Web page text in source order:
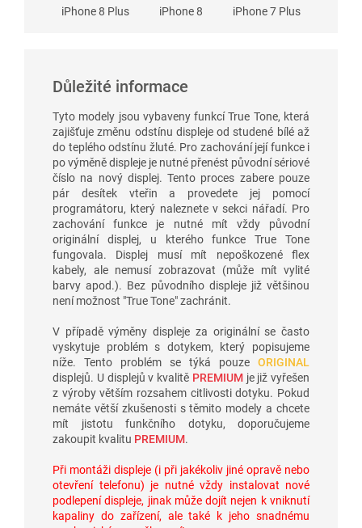
iPhone 8 Plus iPhone 8 iPhone 7 Plus
Důležité informace
Tyto modely jsou vybaveny funkcí True Tone, která
zajišťuje změnu odstínu displeje od studené bílé až
do teplého odstínu žluté. Pro zachování její funkce i
po výměně displeje je nutné přenést původní sériové
číslo na nový displej. Tento proces zabere pouze
pár desítek vteřin a provedete jej pomocí
programátoru, který naleznete v sekci nářadí. Pro
zachování funkce je nutné mít vždy původní
originální displej, u kterého funkce True Tone
fungovala. Displej musí mít nepoškozené flex
kabely, ale nemusí zobrazovat (může mít vylité
barvy apod.). Bez původního displeje již většinou
není možnost "True Tone" zachránit.
V případě výměny displeje za originální se často
vyskytuje problém s dotykem, který popisujeme
níže. Tento problém se týká pouze ORIGINAL
displejů. U displejů v kvalitě PREMIUMje již vyřešen
z výroby větším rozsahem citlivosti dotyku. Pokud
nemáte větší zkušenosti s těmito modely a chcete
mít jistotu funkčního dotyku, doporučujeme
zakoupit kvalitu PREMIUM.
Při montáži displeje (i při jakékoliv jiné opravě nebo
otevření telefonu) je nutné vždy instalovat nové
podlepení displeje, jinak může dojít nejen k vniknutí
kapaliny do zařízení, ale také k jeho snadnému